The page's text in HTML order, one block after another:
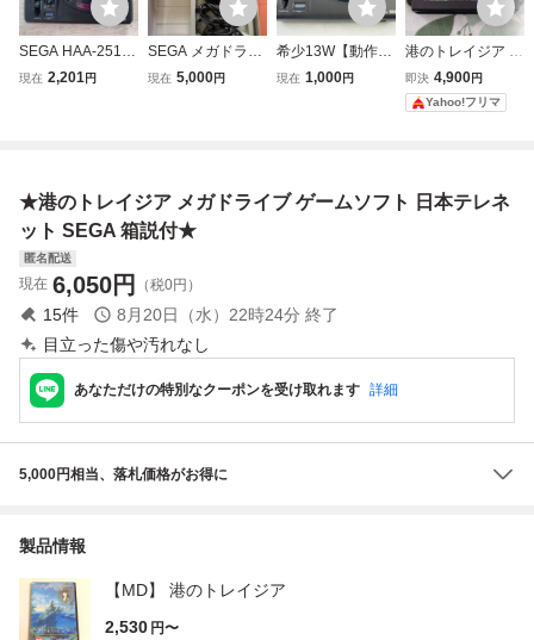
SEGA HAA-2510
MEGA DRIVE 16
現在 2,201円
SEGA メガドライ
ブ2 HAA-2502 本
現在 5,000円
希少13W【動作未
確認】メガドライ
現在 1,000円
港のトレイジア
メガドライブ
即決 4,900円
Yahoo!フリマ
★港のトレイジア メガドライブ ゲームソフト 日本テレネ
ット SEGA 箱説付★
匿名配送
現在 6,050円 （税0円）
15件 8月20日（水）22時24分 終了
目立った傷や汚れなし
あなただけの特別なクーポンを受け取れます 詳細
5,000円相当、落札価格がお得に
製品情報
【MD】 港のトレイジア
2,530 円〜